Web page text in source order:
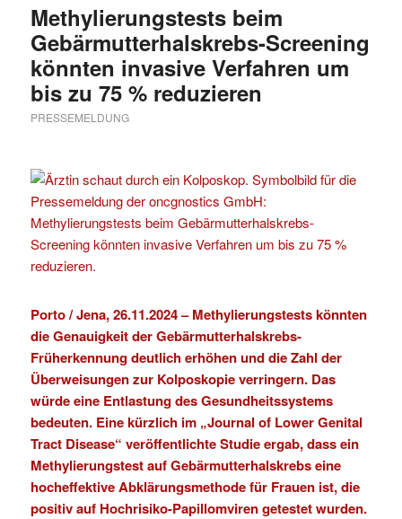
Methylierungstests beim
Gebärmutterhalskrebs-Screening
könnten invasive Verfahren um
bis zu 75 % reduzieren
PRESSEMELDUNG
Porto / Jena, 26.11.2024 – Methylierungstests könnten
die Genauigkeit der Gebärmutterhalskrebs-
Früherkennung deutlich erhöhen und die Zahl der
Überweisungen zur Kolposkopieverringern. Das
würde eine Entlastung des Gesundheitssystems
bedeuten. Eine kürzlich im „Journal of Lower Genital
Tract Disease“ veröffentlichte Studie ergab, dass ein
Methylierungstest auf Gebärmutterhalskrebs eine
hocheffektive Abklärungsmethode für Frauen ist, die
positiv auf Hochrisiko-Papillomviren getestet wurden.